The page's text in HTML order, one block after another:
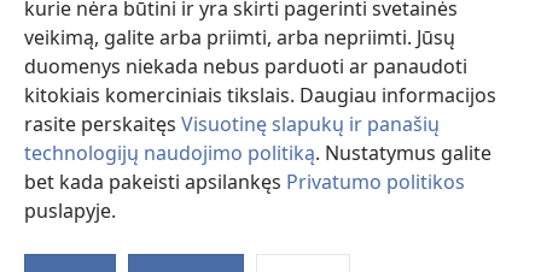
kurie nėra būtini ir yra skirti pagerinti svetainės
veikimą, galite arba priimti, arba nepriimti. Jūsų
duomenys niekada nebus parduoti ar panaudoti
kitokiais komerciniais tikslais. Daugiau informacijos
rasite perskaitęs Visuotinę slapukų ir panašių
technologijų naudojimo politiką. Nustatymus galite
bet kada pakeisti apsilankęs Privatumo politikos
puslapyje.
Watchtower Library
Copyright© 2026 Watch Tower Bible and Tract Society of Pennsylvania.
NAUDOJIMOSI SVETAINE SĄLYGOS